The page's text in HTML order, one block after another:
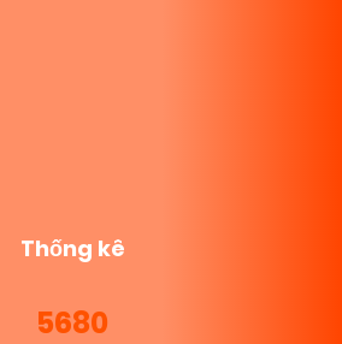
Thống kê
5680